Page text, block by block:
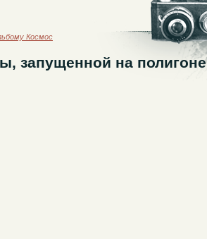
Космос
запущенной на полигоне